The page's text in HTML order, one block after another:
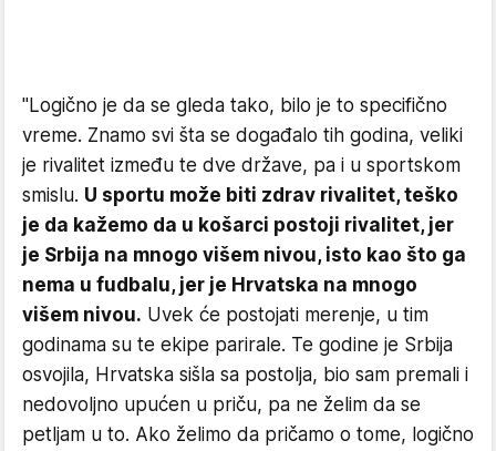
"Logično je da se gleda tako, bilo je to specifično
vreme. Znamo svi šta se događalo tih godina, veliki
je rivalitet između te dve države, pa i u sportskom
smislu. U sportu može biti zdrav rivalitet, teško
je da kažemo da u košarci postoji rivalitet, jer
je Srbija na mnogo višem nivou, isto kao što ga
nema u fudbalu, jer je Hrvatska na mnogo
višem nivou. Uvek će postojati merenje, u tim
godinama su te ekipe parirale. Te godine je Srbija
osvojila, Hrvatska sišla sa postolja, bio sam premali i
nedovoljno upućen u priču, pa ne želim da se
petljam u to. Ako želimo da pričamo o tome, logično